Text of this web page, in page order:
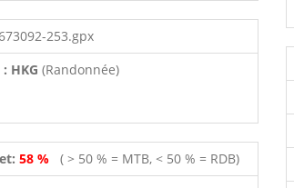
253.gpx
HKG (Randonnée)
58 % ( > 50 % = MTB, < 50 % = RDB)